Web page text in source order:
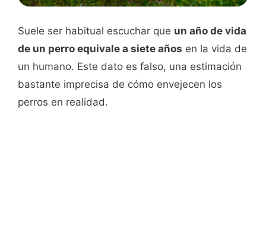
Suele ser habitual escuchar que un año de vida
de un perro equivale a siete años en la vida de
un humano. Este dato es falso, una estimación
bastante imprecisa de cómo envejecen los
perros en realidad.